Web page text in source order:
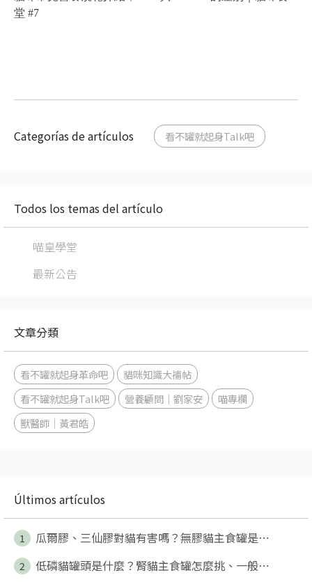
堂 #7
Categorías de artículos 看不罐就起身Talk吧
Todos los temas del artículo
喵皇學堂
最新公告
文章分類
看不罐就起身革命吧
貓咪知識大補帖
看不罐就起身Talk吧
營養顧問｜劉家安
喵專欄
獸醫師｜黃君皓
Últimos artículos
1 瓜爾膠、三仙膠對貓有害嗎？無膠貓主食罐是⋯
2 低磷貓罐頭是什麼？腎貓主食罐怎麼挑、一般⋯